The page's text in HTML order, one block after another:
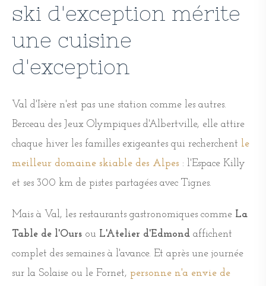
ski d'exception mérite
une cuisine
d'exception
Val d'Isère n'est pas une station comme les autres.
Berceau des Jeux Olympiques d'Albertville, elle attire
chaque hiver les familles exigeantes qui recherchent le
meilleur domaine skiable des Alpes : l'Espace Killy
et ses 300 km de pistes partagées avec Tignes.
Mais à Val, les restaurants gastronomiques comme La
Table de l'Ours ou L'Atelier d'Edmond affichent
complet des semaines à l'avance. Et après une journée
sur la Solaise ou le Fornet, personne n'a envie de